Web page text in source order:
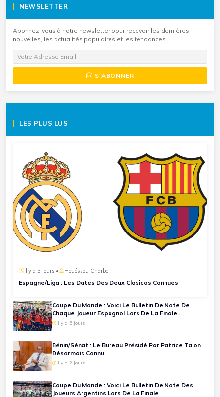
NEWSLETTER
Abonnez-vous à notre newsletter pour recevoir les dernières
nouvelles, les actualités populaires et les tendances.
S'ABONNER
LES PLUS LUS
il y a 5 jours • Houéssou Charbel
Espagne/Liga : Les Dates Des Deux Clasicos Connues
Coupe Du Monde : Voici Le Bulletin De Note De
Chaque Joueur Espagnol Lors De La Finale
Espagne-Argentine
il y a 5 jours
Bénin/Sénat : Le Bureau Présidé Par Patrice Talon
Désormais Connu
il y a 2 jours
Coupe Du Monde : Voici Le Bulletin De Note Des
Joueurs Argentins Lors De La Finale